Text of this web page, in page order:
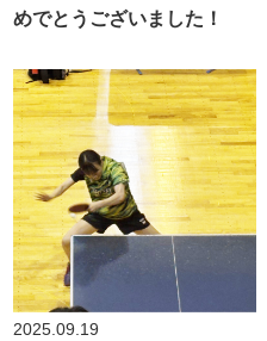
めでとうございました！
2025.09.19